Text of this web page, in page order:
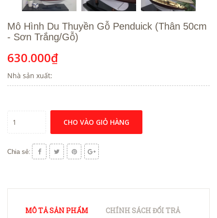
Mô Hình Du Thuyền Gỗ Penduick (Thân 50cm
- Sơn Trắng/Gỗ)
630.000₫
Nhà sản xuất:
CHO VÀO GIỎ HÀNG
Chia sẻ:
MÔ TẢ SẢN PHẨM
CHÍNH SÁCH ĐỔI TRẢ